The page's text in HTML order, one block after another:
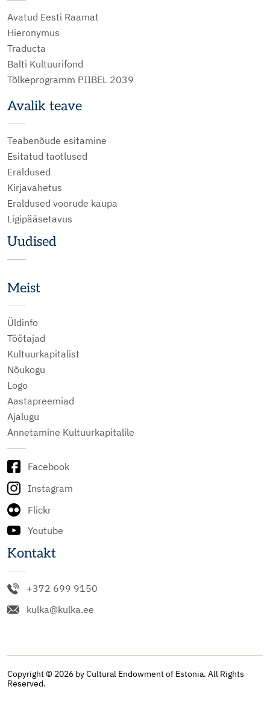
Avatud Eesti Raamat
Hieronymus
Traducta
Balti Kultuurifond
Tõlkeprogramm PIIBEL 2039
Avalik teave
Teabenõude esitamine
Esitatud taotlused
Eraldused
Kirjavahetus
Eraldused voorude kaupa
Ligipääsetavus
Uudised
Meist
Üldinfo
Töötajad
Kultuurkapitalist
Nõukogu
Logo
Aastapreemiad
Ajalugu
Annetamine Kultuurkapitalile
Facebook
Instagram
Flickr
Youtube
Kontakt
+372 699 9150
kulka@kulka.ee
Copyright © 2026 by Cultural Endowment of Estonia. All Rights
Reserved.